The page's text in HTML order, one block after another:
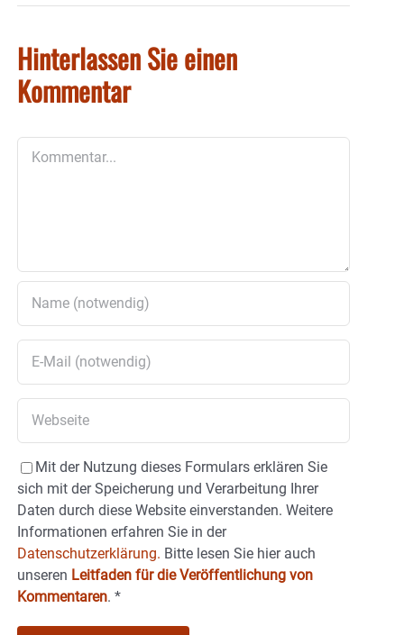
Hinterlassen Sie einen
Kommentar
Mit der Nutzung dieses Formulars erklären Sie
sich mit der Speicherung und Verarbeitung Ihrer
Daten durch diese Website einverstanden. Weitere
Informationen erfahren Sie in der
Datenschutzerklärung. Bitte lesen Sie hier auch
unseren Leitfaden für die Veröffentlichung von
Kommentaren. *